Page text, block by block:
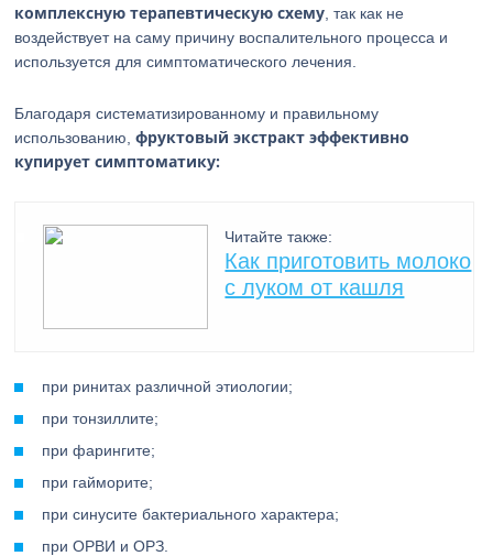
комплексную терапевтическую схему , так как не
воздействует на саму причину воспалительного процесса и
используется для симптоматического лечения.
Благодаря систематизированному и правильному
использованию,фруктовый экстракт эффективно
купирует симптоматику:
Читайте также:
Как приготовить молоко
с луком от кашля
при ринитах различной этиологии;
при тонзиллите;
при фарингите;
при гайморите;
при синусите бактериального характера;
при ОРВИ и ОРЗ.